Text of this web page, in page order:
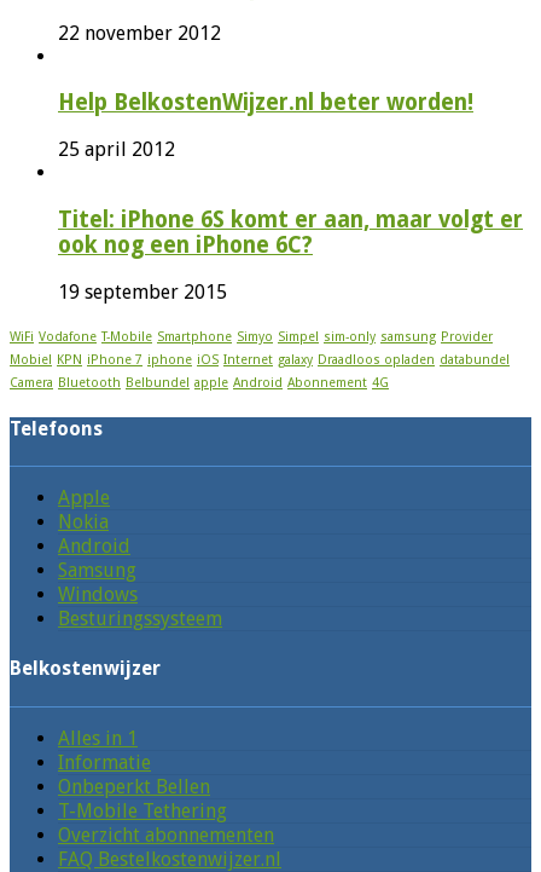
22 november 2012
Help BelkostenWijzer.nl beter worden!
25 april 2012
Titel: iPhone 6S komt er aan, maar volgt er
ook nog een iPhone 6C?
19 september 2015
WiFi Vodafone T-Mobile Smartphone Simyo Simpel sim-only samsung Provider
Mobiel KPN iPhone 7 iphone iOS Internet galaxy Draadloos opladen databundel
Camera Bluetooth Belbundel apple Android Abonnement 4G
Telefoons
Apple
Nokia
Android
Samsung
Windows
Besturingssysteem
Belkostenwijzer
Alles in 1
Informatie
Onbeperkt Bellen
T-Mobile Tethering
Overzicht abonnementen
FAQ Bestelkostenwijzer.nl